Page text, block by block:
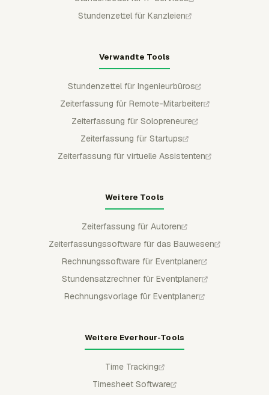
Stundenzettel für Kanzleien
Verwandte Tools
Stundenzettel für Ingenieurbüros
Zeiterfassung für Remote-Mitarbeiter
Zeiterfassung für Solopreneure
Zeiterfassung für Startups
Zeiterfassung für virtuelle Assistenten
Weitere Tools
Zeiterfassung für Autoren
Zeiterfassungssoftware für das Bauwesen
Rechnungssoftware für Eventplaner
Stundensatzrechner für Eventplaner
Rechnungsvorlage für Eventplaner
Weitere Everhour-Tools
Time Tracking
Timesheet Software